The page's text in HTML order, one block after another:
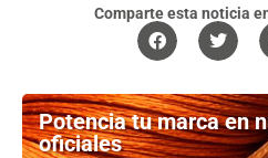
Comparte esta noticia
Potencia tu marca en
oficiales